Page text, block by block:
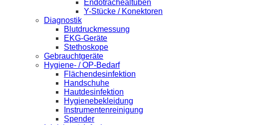
Endotrachealtuben
Y-Stücke / Konektoren
Diagnostik
Blutdruckmessung
EKG-Geräte
Stethoskope
Gebrauchtgeräte
Hygiene- / OP-Bedarf
Flächendesinfektion
Handschuhe
Hautdesinfektion
Hygienebekleidung
Instrumentenreinigung
Spender